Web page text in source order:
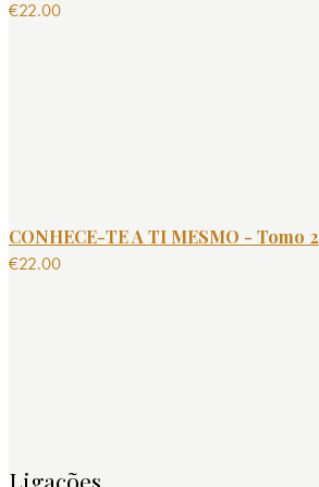
€22.00
CONHECE-TE A TI MESMO - Tomo 2
€22.00